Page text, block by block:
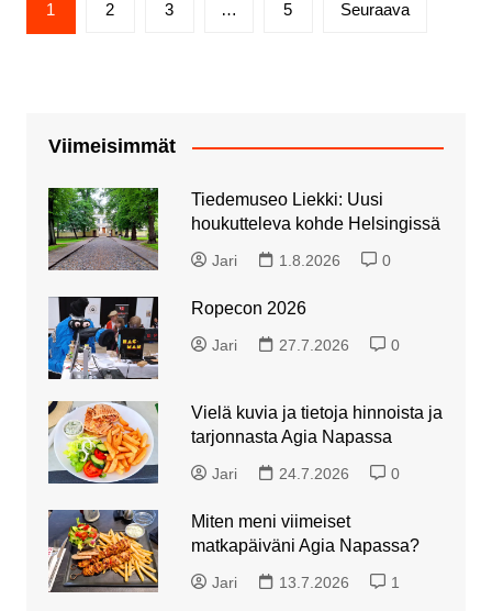
sivutus
1 2 3 … 5 Seuraava
Viimeisimmät
Tiedemuseo Liekki: Uusi
houkutteleva kohde Helsingissä
Jari 1.8.2026 0
Ropecon 2026
Jari 27.7.2026 0
Vielä kuvia ja tietoja hinnoista ja
tarjonnasta Agia Napassa
Jari 24.7.2026 0
Miten meni viimeiset
matkapäiväni Agia Napassa?
Jari 13.7.2026 1